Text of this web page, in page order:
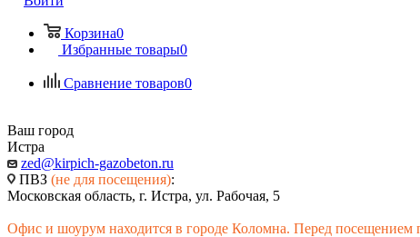
Корзина0
Избранные товары0
Сравнение товаров0
Ваш город
Истра
zed@kirpich-gazobeton.ru
ПВЗ (не для посещения):
Московская область, г. Истра, ул. Рабочая, 5
Офис и шоурум находится в городе Коломна. Перед посещением